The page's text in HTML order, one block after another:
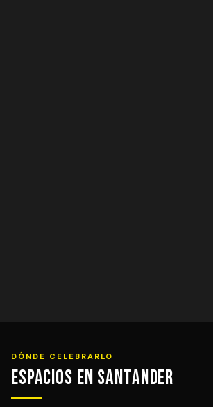
DÓNDE CELEBRARLO
Espacios en Santander